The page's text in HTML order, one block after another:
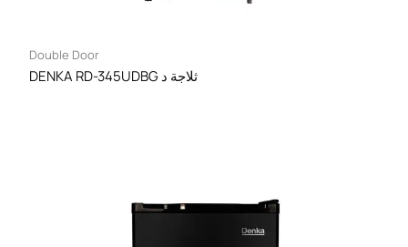
Double Door
DENKA RD-345UDBG ثلاجة د